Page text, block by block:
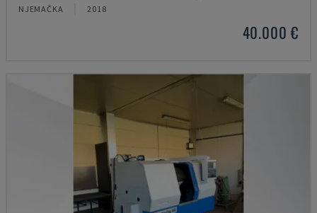
NJEMAČKA 2018
40.000 €